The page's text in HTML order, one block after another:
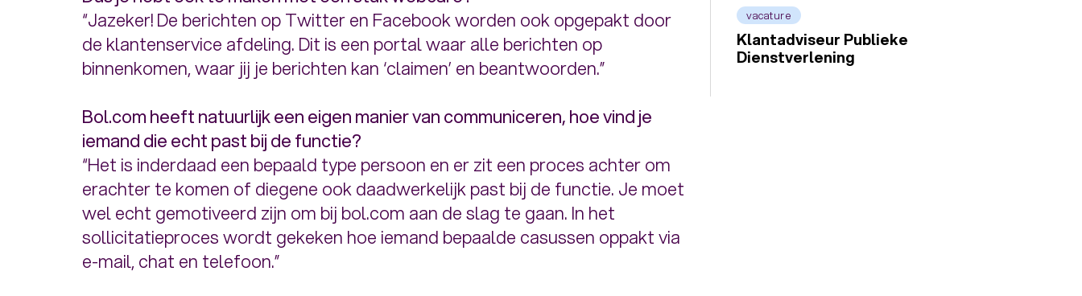
“Jazeker! De berichten op Twitter en Facebook worden ook opgepakt door
de klantenservice afdeling. Dit is een portal waar alle berichten op
binnenkomen, waar jij je berichten kan ‘claimen’ en beantwoorden.”
Bol.com heeft natuurlijk een eigen manier van communiceren, hoe vind je
iemand die echt past bij de functie?
“Het is inderdaad een bepaald type persoon en er zit een proces achter om
erachter te komen of diegene ook daadwerkelijk past bij de functie. Je moet
wel echt gemotiveerd zijn om bij bol.com aan de slag te gaan. In het
sollicitatieproces wordt gekeken hoe iemand bepaalde casussen oppakt via
e-mail, chat en telefoon.”
vacature
Klantadviseur Publieke
Dienstverlening